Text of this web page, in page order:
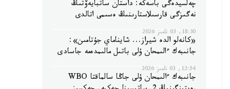
چەلسيدەگى باسەكە: داستان ساتبايەۆتىڭ
نەگىزگى قارسىلاستارىنىڭ ەسىمى اتالدى
18:30, 03 تامىز 2026
«كانەلو الدە شيراز... شايناماي جۇتامىن»:
جانىبەك ءالىمحان ۇلى باتىل مالىمدەمە جاسادى
12:54, 03 تامىز 2026
جانىبەك ءالىمحان ۇلى جاڭا سالماقتا WBO